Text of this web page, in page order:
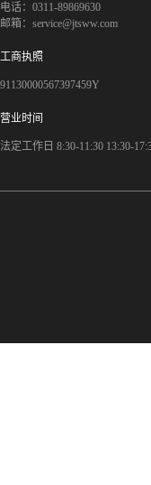
电话：0311-89869630
邮箱：service@jtsww.com
工商执照
91130000567397459Y
营业时间
法定工作日 8:30-11:30 13:30-